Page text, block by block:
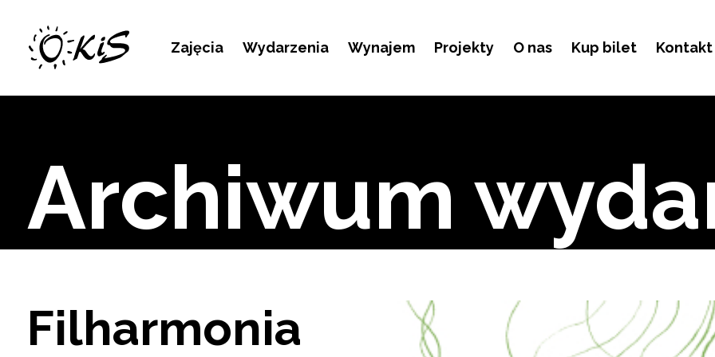
Zajęcia Wydarzenia Wynajem Projekty O nas Kup bilet Kontakt
Kontakt
Archiwum
Filharmonia